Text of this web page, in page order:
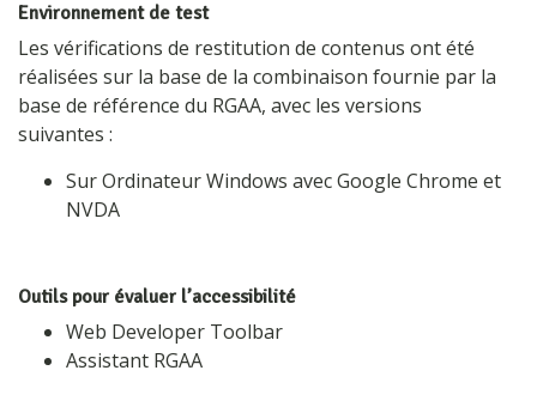
Environnement de test
Les vérifications de restitution de contenus ont été
réalisées sur la base de la combinaison fournie par la
base de référence du RGAA, avec les versions
suivantes :
Sur Ordinateur Windows avec Google Chrome et
NVDA
Outils pour évaluer l’accessibilité
Web Developer Toolbar
Assistant RGAA